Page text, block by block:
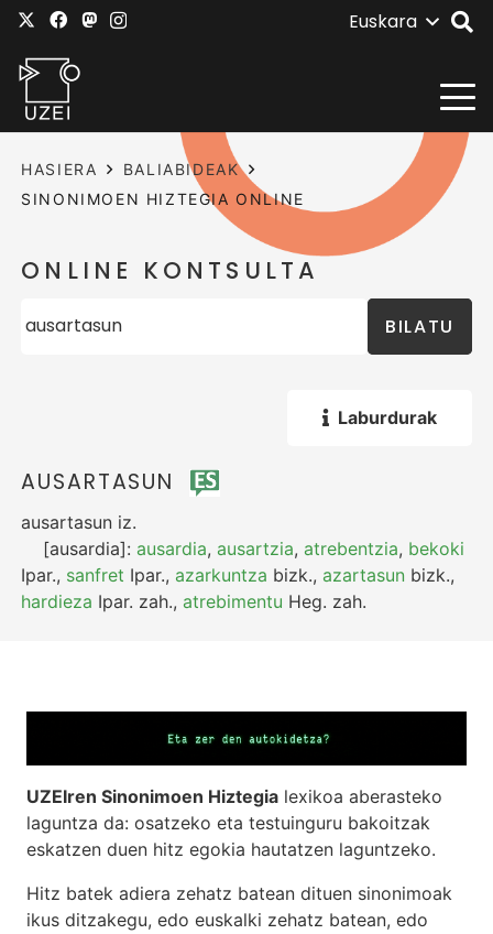
Euskara
HASIERA
BALIABIDEAK
SINONIMOEN HIZTEGIA ONLINE
ONLINE KONTSULTA
BILATU
Laburdurak
AUSARTASUN
ausartasun iz.
[ausardia]:ausardia,ausartzia,atrebentzia, bekoki
Ipar., sanfret Ipar.,azarkuntza bizk.,azartasun bizk.,
hardieza Ipar. zah.,atrebimentu Heg. zah.
UZEIren Sinonimoen Hiztegia lexikoa aberasteko
laguntza da: osatzeko eta testuinguru bakoitzak
eskatzen duen hitz egokia hautatzen laguntzeko.
Hitz batek adiera zehatz batean dituen sinonimoak
ikus ditzakegu, edo euskalki zehatz batean, edo